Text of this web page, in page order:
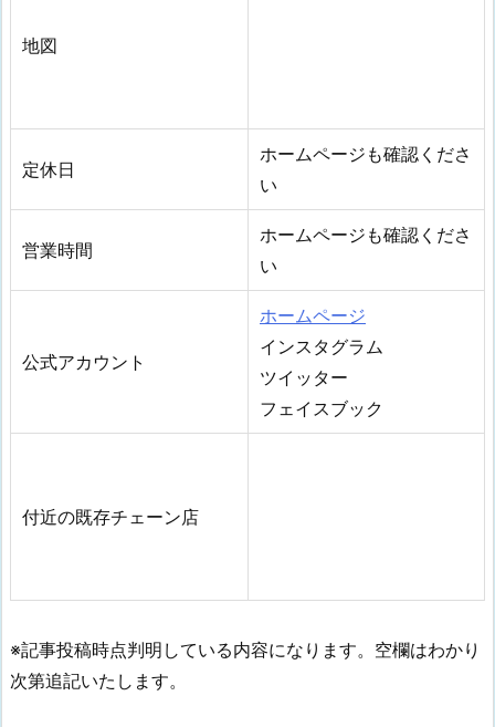
地図
定休日
ホームページも確認くださ
い
営業時間
ホームページも確認くださ
い
公式アカウント
ホームページ
インスタグラム
ツイッター
フェイスブック
付近の既存チェーン店
※記事投稿時点判明している内容になります。空欄はわかり
次第追記いたします。